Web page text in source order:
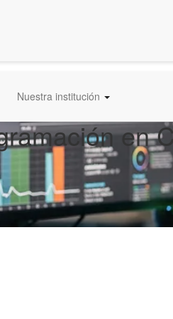
Nuestra institución
en